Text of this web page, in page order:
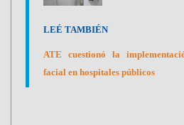
LEÉ TAMBIÉN
ATE cuestionó la
facial en hospitales públicos